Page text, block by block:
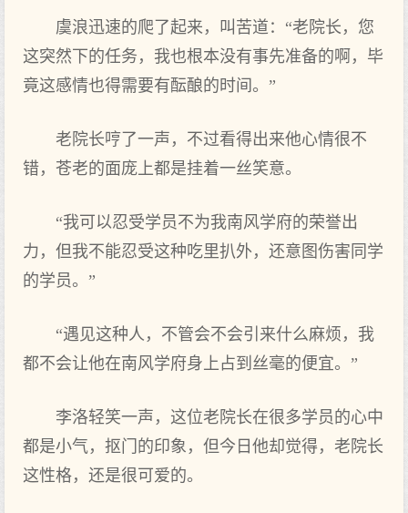
虞浪迅速的爬了起来，叫苦道：“老院长，您
这突然下的任务，我也根本没有事先准备的啊，毕
竟这感情也得需要有酝酿的时间。”
老院长哼了一声，不过看得出来他心情很不
错，苍老的面庞上都是挂着一丝笑意。
“我可以忍受学员不为我南风学府的荣誉出
力，但我不能忍受这种吃里扒外，还意图伤害同学
的学员。”
“遇见这种人，不管会不会引来什么麻烦，我
都不会让他在南风学府身上占到丝毫的便宜。”
李洛轻笑一声，这位老院长在很多学员的心中
都是小气，抠门的印象，但今日他却觉得，老院长
这性格，还是很可爱的。